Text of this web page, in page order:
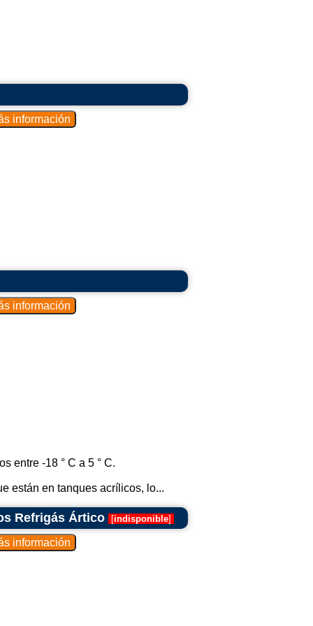
se encuentran en heladerías y
variedad de tamaños y formas para
del establecimiento.
a los congeladores tradicionales, pero
utilizar estos expositores, donde los
sabores.
forma eficiente y atractiva de mostrar
entre -18 ° C a 5 ° C.
están en tanques acrílicos, lo...
Refrigás Ártico [indisponible]